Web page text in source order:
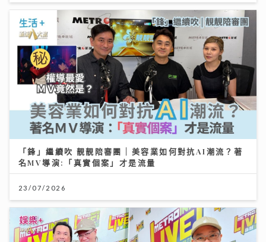
「鋒」繼續吹 靚靚陪審團 | 美容業如何對抗AI潮流？著
名MV導演:「真實個案」才是流量
23/07/2026